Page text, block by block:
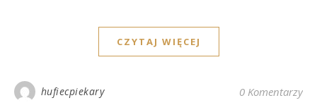
CZYTAJ WIĘCEJ
hufiecpiekary 0 Komentarzy